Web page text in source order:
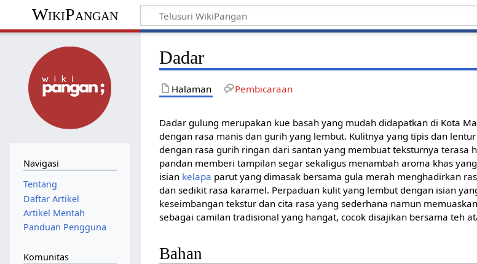
WikiPangan
Dadar
Halaman Pembicaraan
Dadar gulung merupakan kue basah yang mudah didapatkan di Kota
dengan rasa manis dan gurih yang lembut. Kulitnya yang tipis dan
dengan rasa gurih ringan dari santan yang membuat teksturnya terasa
pandan memberi tampilan segar sekaligus menambah aroma khas
isian kelapa parut yang dimasak bersama gula merah menghadirkan
dan sedikit rasa karamel. Perpaduan kulit yang lembut dengan isian
keseimbangan tekstur dan cita rasa yang sederhana namun
sebagai camilan tradisional yang hangat, cocok disajikan bersama teh
Bahan
Navigasi
Tentang
Daftar Artikel
Artikel Mentah
Panduan Pengguna
Komunitas